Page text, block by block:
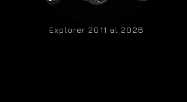
Explorer 2011 al 2026